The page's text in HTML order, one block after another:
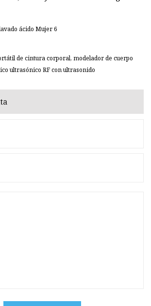
ácido Mujer 6
de cintura corporal, modelador de cuerpo
ultrasónico RF con ultrasonido